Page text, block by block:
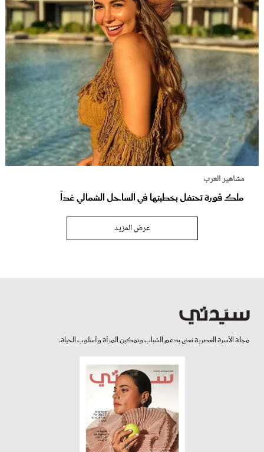
مشاهير العرب
ملك قورة تحتفل بخطبتها في الساحل الشمالي غداً
عرض المزيد
مجلة الأسرة العصرية تعنى بدعم الشباب وتمكين المرأة وأسلوب الحياة.